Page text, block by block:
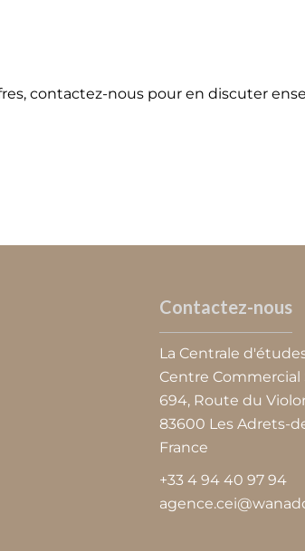
contactez-nous pour en discuter
Contactez-nous
La Centrale
Centre
694, Route du
83600 Les Adrets-
France
+33 4 94 40 97 94